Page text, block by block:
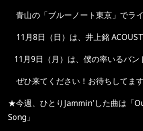
青山の「ブルーノート東京」でラ
11月8日（日）は、井上銘
11月9日（月）は、僕の率いるバン
ぜひ来てください！お待ちしてます
★今週、ひとりJammin'した曲は「
Song」